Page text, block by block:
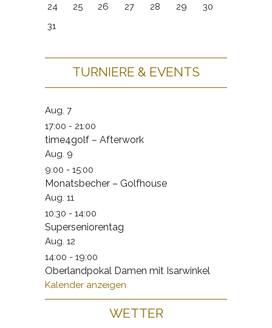
24
25 26 27 28 29
30
31
TURNIERE & EVENTS
Aug. 7
17:00 - 21:00
time4golf – Afterwork
Aug. 9
9:00 - 15:00
Monatsbecher – Golfhouse
Aug. 11
10:30 - 14:00
Superseniorentag
Aug. 12
14:00 - 19:00
Oberlandpokal Damen mit Isarwinkel
Kalender anzeigen
WETTER